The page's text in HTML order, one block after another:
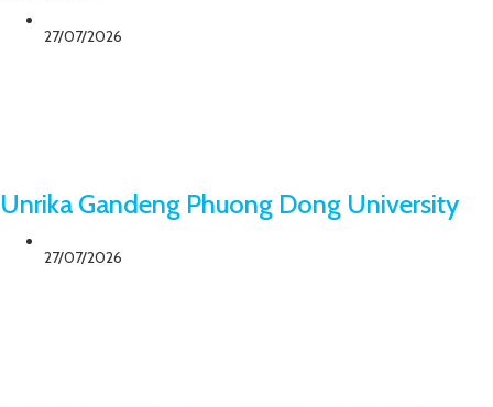
27/07/2026
Unrika Gandeng Phuong Dong University
27/07/2026